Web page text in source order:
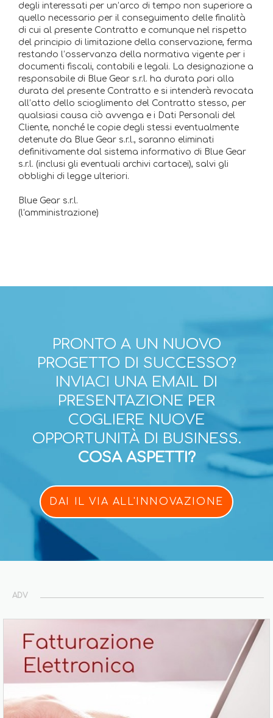
degli interessati per un’arco di tempo non superiore a
quello necessario per il conseguimento delle finalità
di cui al presente Contratto e comunque nel rispetto
del principio di limitazione della conservazione, ferma
restando l’osservanza della normativa vigente per i
documenti fiscali, contabili e legali. La designazione a
responsabile di Blue Gear s.r.l. ha durata pari alla
durata del presente Contratto e si intenderà revocata
all’atto dello scioglimento del Contratto stesso, per
qualsiasi causa ciò avvenga e i Dati Personali del
Cliente, nonché le copie degli stessi eventualmente
detenute da Blue Gear s.r.l., saranno eliminati
definitivamente dal sistema informativo di Blue Gear
s.r.l. (inclusi gli eventuali archivi cartacei), salvi gli
obblighi di legge ulteriori.
Blue Gear s.r.l.
(l'amministrazione)
PRONTO A UN NUOVO
PROGETTO DI SUCCESSO?
INVIACI UNA EMAIL DI
PRESENTAZIONE PER
COGLIERE NUOVE
OPPORTUNITÀ DI BUSINESS.
COSA ASPETTI?
DAI IL VIA ALL'INNOVAZIONE
ADV